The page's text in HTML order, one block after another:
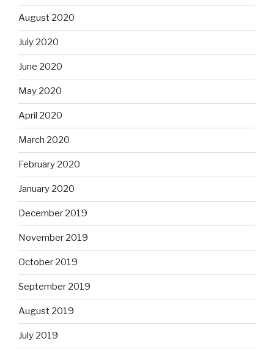
August 2020
July 2020
June 2020
May 2020
April 2020
March 2020
February 2020
January 2020
December 2019
November 2019
October 2019
September 2019
August 2019
July 2019